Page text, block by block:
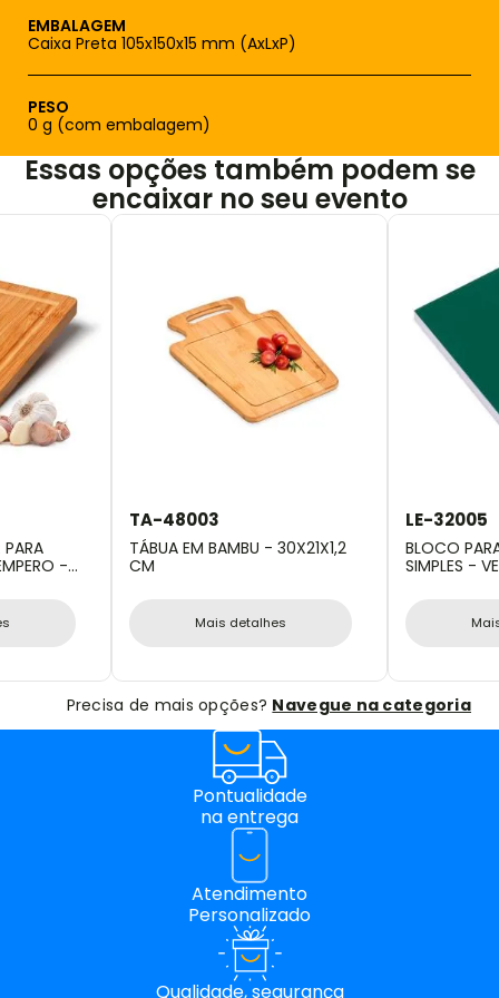
EMBALAGEM
Caixa Preta 105x150x15 mm (AxLxP)
PESO
0 g (com embalagem)
Essas opções também podem se
encaixar no seu evento
PARA
-
TA-48003
TÁBUA EM BAMBU - 30X21X1,2
CM
Mais detalhes
LE-32005
BLOCO
SIMPLES -
Precisa de mais opções? Navegue na categoria
Pontualidade
na entrega
Atendimento
Personalizado
Qualidade, segurança